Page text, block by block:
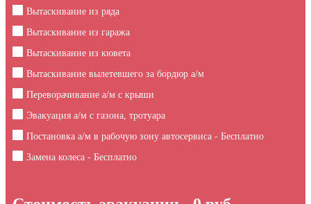
Вытаскивание из ряда
Вытаскивание из гаража
Вытаскивание из кювета
Вытаскивание вылетевшего за бордюр а/м
Переворачивание а/м с крыши
Эвакуация а/м с газона, тротуара
Постановка а/м в рабочую зону автосервиса - Бесплатно
Замена колеса - Бесплатно